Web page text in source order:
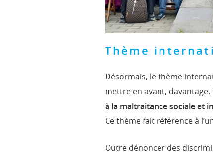
Thème
Désormais, le thème
mettre en avant, davantage.
à la maltraitance sociale et
Ce thème fait référence à
Outre dénoncer des